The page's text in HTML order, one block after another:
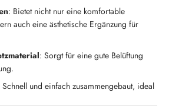
: Bietet nicht nur eine komfortable
auch eine ästhetische Ergänzung für
: Sorgt für eine gute Belüftung
Schnell und einfach zusammengebaut, ideal